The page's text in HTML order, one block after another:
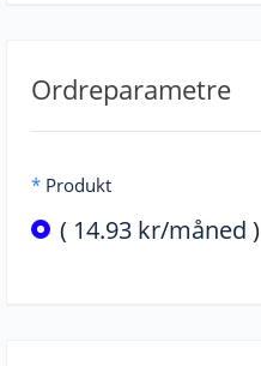
Ordreparametre
* Produkt
( 14.93 kr/måned )